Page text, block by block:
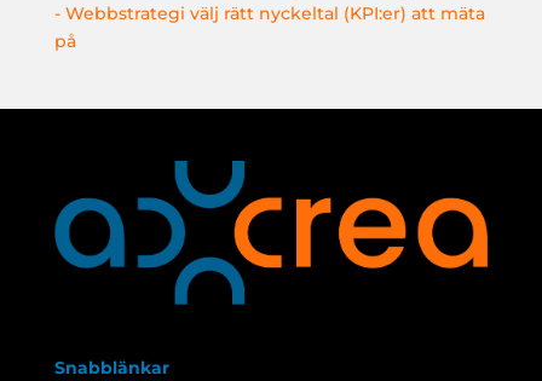
- Webbstrategi välj rätt nyckeltal (KPI:er) att mäta
på
Snabblänkar